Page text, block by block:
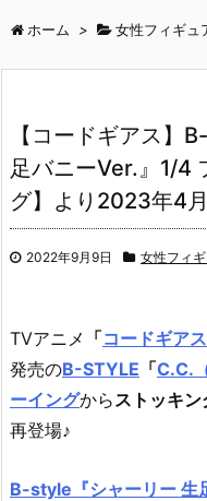
ホーム > 女性フィギュ
【コードギアス】
足バニーVer.』1/4
グ】より2023年4
2022年9月9日 女性フィ
TVアニメ 「コードギア
発売のB-STYLE 「C.C.
ーイングからストッキン
再登場♪
B-style『シャーリー 生